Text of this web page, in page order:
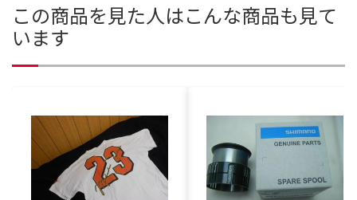
この商品を見た人はこんな商品も見て
います